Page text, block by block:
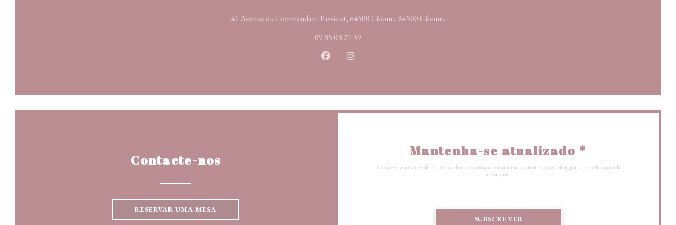
41 Avenue du Commandant Passicot, 64500 Ciboure 64500 Ciboure((abre numa nova janela))
09 85 08 27 39
Facebook ((abre numa nova janela))
Instagram ((abre numa nova janela))
Contacte-nos
RESERVAR UMA MESA
Mantenha-se atualizado *
Subscrever a nossa newsletter para receber comunicações personalizadas e ofertas de marketing por correio eletrónico da
nossa parte.
SUBSCREVER